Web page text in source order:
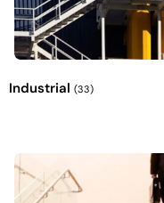
Industrial (33)